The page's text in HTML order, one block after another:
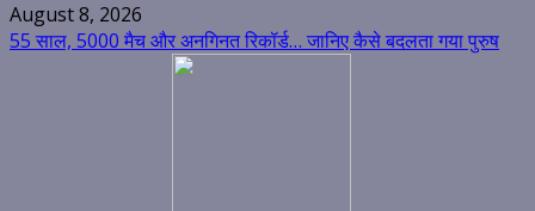
August 8, 2026
55 साल, 5000 मैच और अनगिनत रिकॉर्ड… जानिए कैसे बदलता गया पुरुष